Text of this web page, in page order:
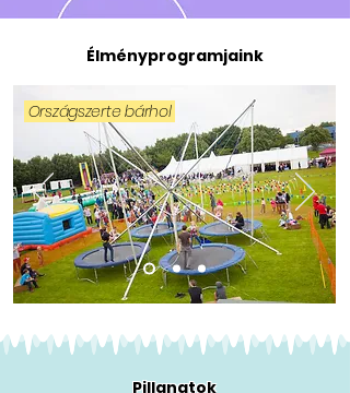
Élményprogramjaink
Országszerte bárhol
Pillanatok